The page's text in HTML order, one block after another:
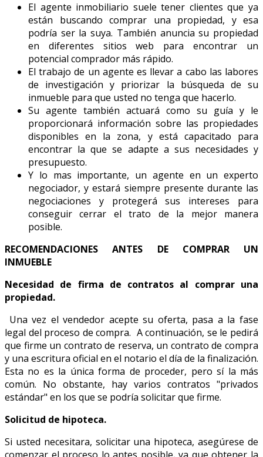
El agente inmobiliario suele tener clientes que ya
están buscando comprar una propiedad, y esa
podría ser la suya. También anuncia su propiedad
en diferentes sitios web para encontrar un
potencial comprador más rápido.
El trabajo de un agente es llevar a cabo las labores
de investigación y priorizar la búsqueda de su
inmueble para que usted no tenga que hacerlo.
Su agente también actuará como su guía y le
proporcionará información sobre las propiedades
disponibles en la zona, y está capacitado para
encontrar la que se adapte a sus necesidades y
presupuesto.
Y lo mas importante, un agente en un experto
negociador, y estará siempre presente durante las
negociaciones y protegerá sus intereses para
conseguir cerrar el trato de la mejor manera
posible.
RECOMENDACIONES ANTES DE COMPRAR UN
INMUEBLE
Necesidad de firma de contratos al comprar una
propiedad.
Una vez el vendedor acepte su oferta, pasa a la fase
legal del proceso de compra. A continuación, se le pedirá
que firme un contrato de reserva, un contrato de compra
y una escritura oficial en el notario el día de la finalización.
Esta no es la única forma de proceder, pero sí la más
común. No obstante, hay varios contratos "privados
estándar" en los que se podría solicitar que firme.
Solicitud de hipoteca.
Si usted necesitara, solicitar una hipoteca, asegúrese de